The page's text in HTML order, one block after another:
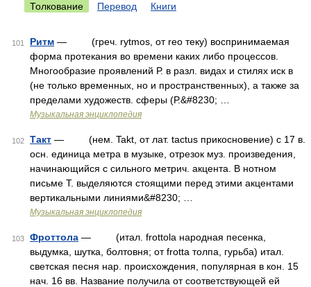
Толкование Перевод Книги
101 Ритм — (греч. rytmos, от reo теку) воспринимаемая
форма протекания во времени каких либо процессов.
Многообразие проявлений Р. в разл. видах и стилях иск в
(не только временных, но и пространственных), а также за
пределами художеств. сферы (Р.&#8230; …
Музыкальная энциклопедия
102 Такт — (нем. Takt, от лат. tactus прикосновение) с 17 в.
осн. единица метра в музыке, отрезок муз. произведения,
начинающийся с сильного метрич. акцента. В нотном
письме Т. выделяются стоящими перед этими акцентами
вертикальными линиями&#8230; …
Музыкальная энциклопедия
103 Фроттола — (итал. frottola народная песенка,
выдумка, шутка, болтовня; от frotta толпа, гурьба) итал.
светская песня нар. происхождения, популярная в кон. 15
нач. 16 вв. Название получила от соответствующей ей